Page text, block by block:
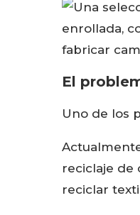
El
Uno de los
reciclaje de
reciclar